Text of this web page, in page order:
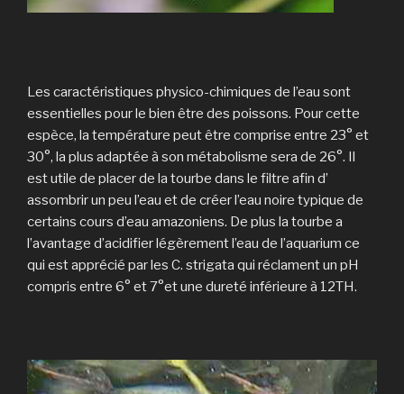
Les caractéristiques physico-chimiques de l’eau sont
essentielles pour le bien être des poissons. Pour cette
espèce, la température peut être comprise entre 23° et
30°, la plus adaptée à son métabolisme sera de 26°. Il
est utile de placer de la tourbe dans le filtre afin d’
assombrir un peu l’eau et de créer l’eau noire typique de
certains cours d’eau amazoniens. De plus la tourbe a
l’avantage d’acidifier légèrement l’eau de l’aquarium ce
qui est apprécié par les C. strigata qui réclament un pH
compris entre 6° et 7°et une dureté inférieure à 12TH.